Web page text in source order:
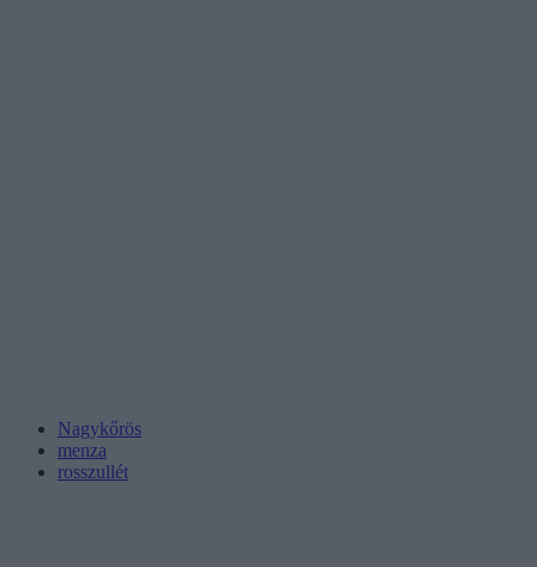
Nagykőrös
menza
rosszullét